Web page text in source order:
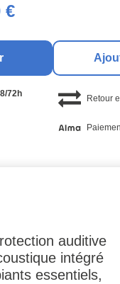
€
72h
Retour
auditive
intégré
essentiels,